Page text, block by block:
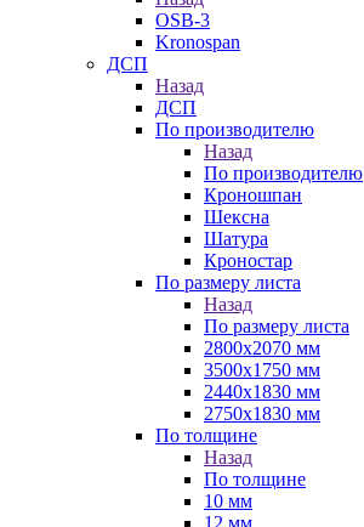
OSB-3
Kronospan
ДСП
Назад
ДСП
По производителю
Назад
По производителю
Кроношпан
Шексна
Шатура
Кроностар
По размеру листа
Назад
По размеру листа
2800х2070 мм
3500х1750 мм
2440х1830 мм
2750х1830 мм
По толщине
Назад
По толщине
10 мм
12 мм